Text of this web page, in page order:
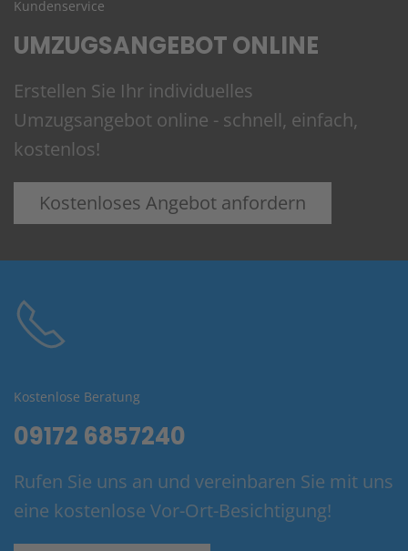
Kundenservice
UMZUGSANGEBOT ONLINE
Erstellen Sie Ihr individuelles
Umzugsangebot online - schnell, einfach,
kostenlos!
Kostenloses Angebot anfordern
Kostenlose Beratung
09172 6857240
Rufen Sie uns an und vereinbaren Sie mit uns
eine kostenlose Vor-Ort-Besichtigung!